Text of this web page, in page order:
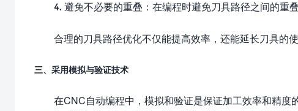
4. 避免不必要的重叠：在编程时避免刀具路径之间的重
合理的刀具路径优化不仅能提高效率，还能延长刀具的
三、采用模拟与验证技术
在CNC自动编程中，模拟和验证是保证加工效率和精